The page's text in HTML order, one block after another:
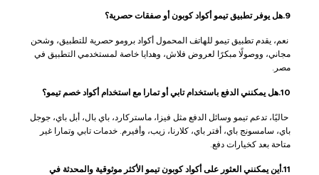
9.هل يوفر تطبيق تيمو أكواد كوبون أو صفقات حصرية؟
نعم، يقدم تطبيق تيمو للهاتف المحمول أكواد برومو حصرية للتطبيق، وشحن
مجاني، ووصولًا مبكرًا لعروض فلاش، وهدايا خاصة لمستخدمي التطبيق في
مصر.
10.هل يمكنني الدفع باستخدام تابي أو تمارا مع استخدام أكواد خصم تيمو؟
حاليًا، تدعم تيمو وسائل الدفع مثل فيزا، ماستركارد، باي بال، أبل باي، جوجل
باي، سامسونج باي، أفتر باي، كلارنا، زيب، وأفيرم. خدمات تابي وتمارا غير
متاحة بعد كخيارات دفع.
11.أين يمكنني العثور على أكواد كوبون تيمو الأكثر موثوقية والمحدثة في